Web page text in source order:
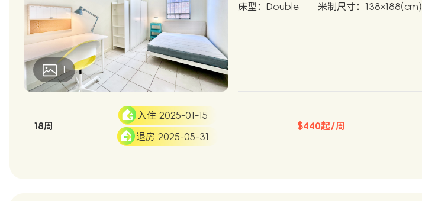
1
床型：Double 米制尺寸：138×188(cm)
18周
入住 2025-01-15
退房 2025-05-31
$440起/周